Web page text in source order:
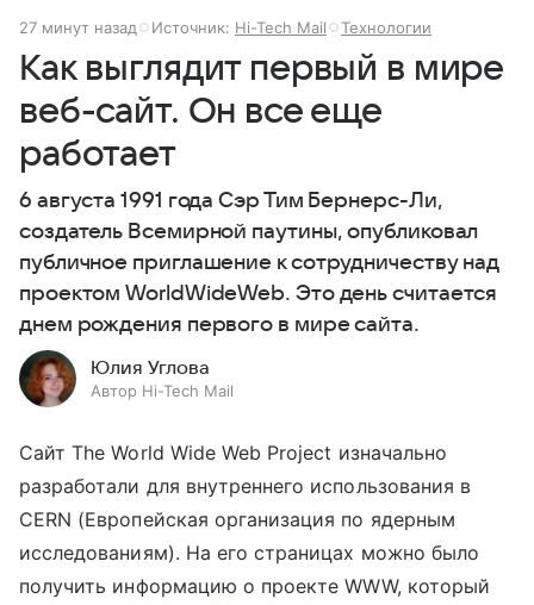
27 минут назад Источник: Hi-Tech Mail Технологии
Как выглядит первый в мире
веб-сайт. Он все еще
работает
6 августа 1991 года Сэр Тим Бернерс-Ли,
создатель Всемирной паутины, опубликовал
публичное приглашение к сотрудничеству над
проектом WorldWideWeb. Это день считается
днем рождения первого в мире сайта.
Юлия Углова
Автор Hi-Tech Mail
Сайт The World Wide Web Project изначально
разработали для внутреннего использования в
CERN (Европейская организация по ядерным
исследованиям). На его страницах можно было
получить информацию о проекте WWW, который